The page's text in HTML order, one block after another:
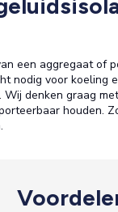
een aggregaat of
nodig voor koeling
denken graag
houden.